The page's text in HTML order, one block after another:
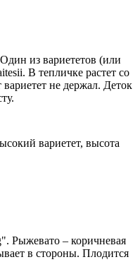
из вариететов (или
В тепличке растет со
не держал. Деток
вариетет, высота
Рыжевато – коричневая
в стороны. Плодится